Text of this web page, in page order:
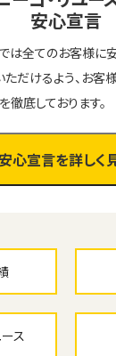
安心宣言
は全てのお客様に
だけるよう、お客
底しております。
心宣言を詳しく
ス